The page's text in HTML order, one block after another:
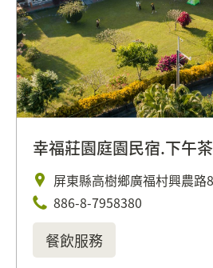
幸福莊園庭園民宿.下午
屏東縣高樹鄉廣福村興農路
886-8-7958380
餐飲服務